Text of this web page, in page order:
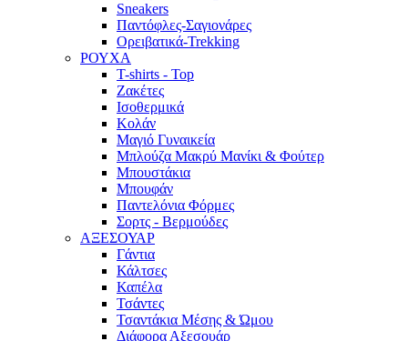
Sneakers
Παντόφλες-Σαγιονάρες
Ορειβατικά-Trekking
ΡΟΥΧΑ
T-shirts - Top
Ζακέτες
Ισοθερμικά
Κολάν
Μαγιό Γυναικεία
Μπλούζα Μακρύ Μανίκι & Φούτερ
Μπουστάκια
Μπουφάν
Παντελόνια Φόρμες
Σορτς - Βερμούδες
ΑΞΕΣΟΥΑΡ
Γάντια
Κάλτσες
Καπέλα
Τσάντες
Τσαντάκια Μέσης & Ώμου
Διάφορα Αξεσουάρ